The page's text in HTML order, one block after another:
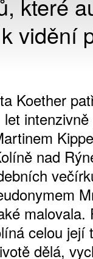
které
vidění
Koether
let
nad
malovala.
celou její
dělá,